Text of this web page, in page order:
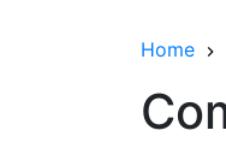
Home